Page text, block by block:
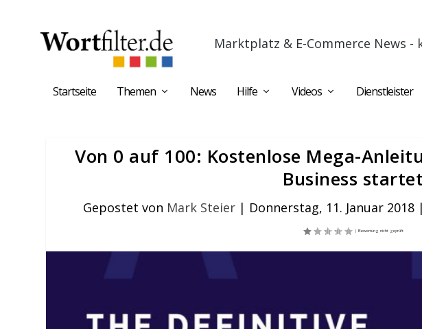
Marktplatz & E-Commerce News
Startseite Themen News Hilfe Videos Dienstleister
Von 0 auf 100: Kostenlose Mega-
Business startet
Gepostet von Mark Steier| Donnerstag, 11. Januar 2018|